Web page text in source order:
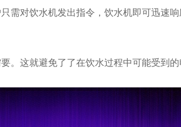
对饮水机发出指令，饮水机即可迅速响
这就避免了了在饮水过程中可能受到的